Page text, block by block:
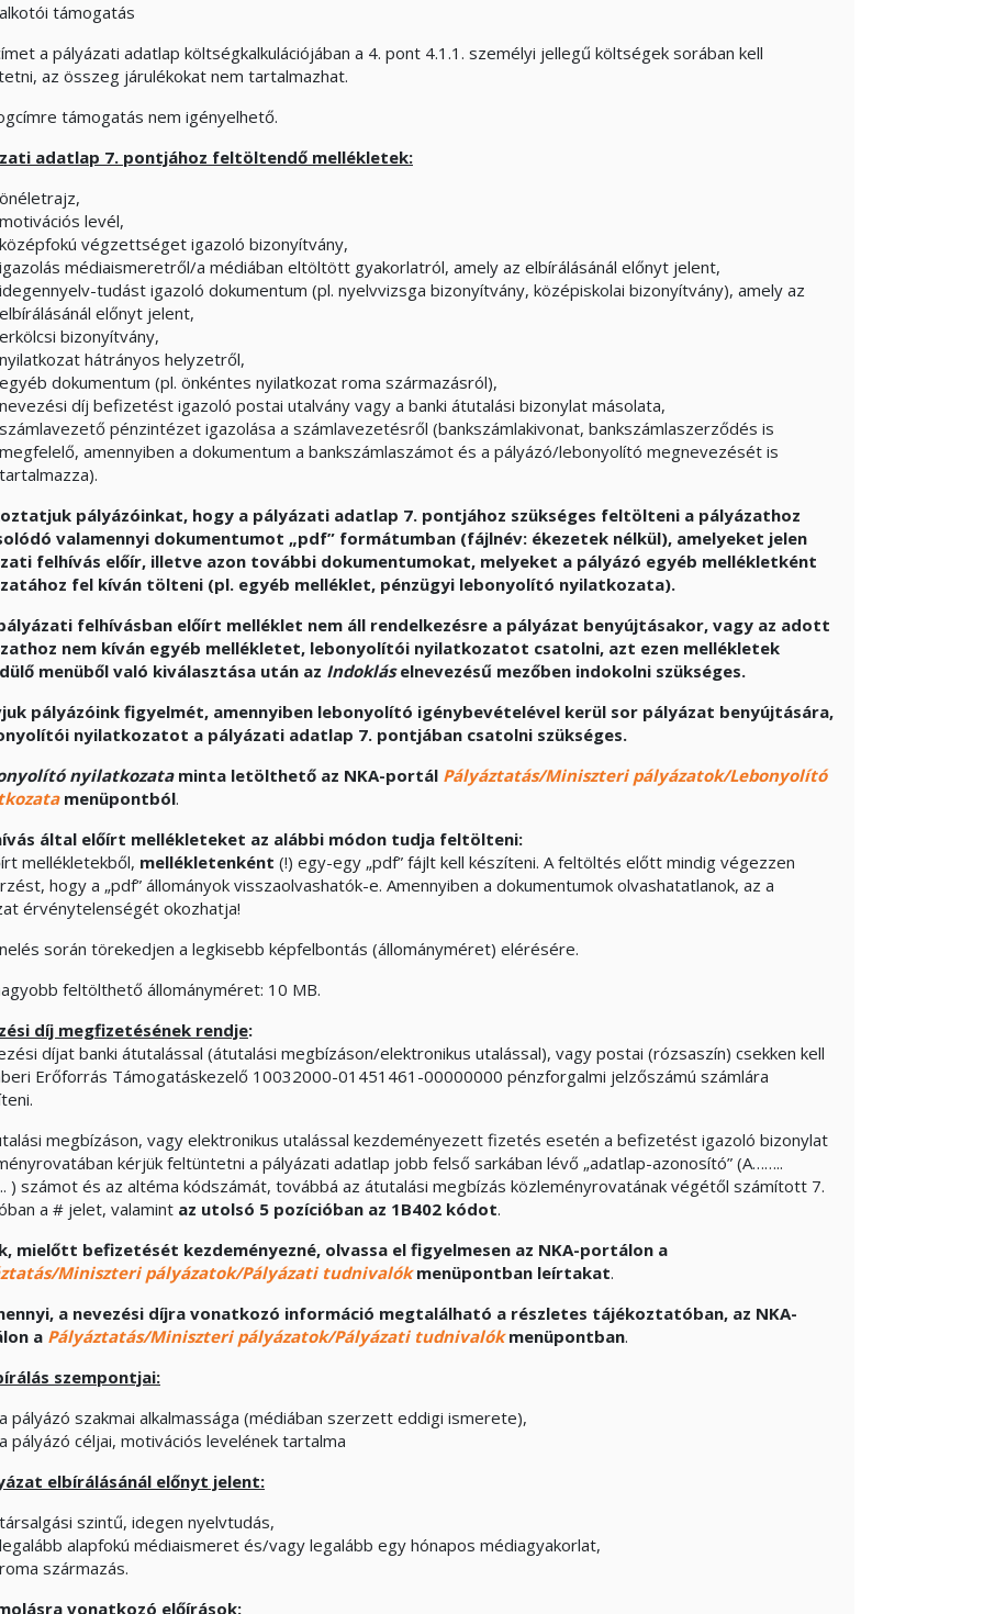
alkotói támogatás
a pályázati adatlap költségkalkulációjában a 4. pont 4.1.1. személyi jellegű költségek sorában kell
az összeg járulékokat nem tartalmazhat.
támogatás nem igényelhető.
adatlap 7. pontjához feltöltendő mellékletek:
önéletrajz,
motivációs levél,
középfokú végzettséget igazoló bizonyítvány,
igazolás médiaismeretről/a médiában eltöltött gyakorlatról, amely az elbírálásánál előnyt jelent,
idegennyelv-tudást igazoló dokumentum (pl. nyelvvizsga bizonyítvány, középiskolai bizonyítvány), amely az
elbírálásánál előnyt jelent,
erkölcsi bizonyítvány,
nyilatkozat hátrányos helyzetről,
egyéb dokumentum (pl. önkéntes nyilatkozat roma származásról),
nevezési díj befizetést igazoló postai utalvány vagy a banki átutalási bizonylat másolata,
számlavezető pénzintézet igazolása a számlavezetésről (bankszámlakivonat, bankszámlaszerződés is
megfelelő, amennyiben a dokumentum a bankszámlaszámot és a pályázó/lebonyolító megnevezését is
tartalmazza).
pályázóinkat, hogy a pályázati adatlap 7. pontjához szükséges feltölteni a pályázathoz
valamennyi dokumentumot „pdf” formátumban (fájlnév: ékezetek nélkül), amelyeket jelen
felhívás előír, illetve azon további dokumentumokat, melyeket a pályázó egyéb mellékletként
fel kíván tölteni (pl. egyéb melléklet, pénzügyi lebonyolító nyilatkozata).
felhívásban előírt melléklet nem áll rendelkezésre a pályázat benyújtásakor, vagy az adott
nem kíván egyéb mellékletet, lebonyolítói nyilatkozatot csatolni, azt ezen mellékletek
menüből való kiválasztása után az Indokláselnevezésű mezőben indokolni szükséges.
pályázóink figyelmét, amennyiben lebonyolító igénybevételével kerül sor pályázat benyújtására,
nyilatkozatot a pályázati adatlap 7. pontjában csatolni szükséges.
nyilatkozataminta letölthető az NKA-portál Pályáztatás/Miniszteri pályázatok/Lebonyolító
menüpontból.
által előírt mellékleteket az alábbi módon tudja feltölteni:
mellékletekből, mellékletenként (!) egy-egy „pdf” fájlt kell készíteni. A feltöltés előtt mindig végezzen
hogy a „pdf” állományok visszaolvashatók-e. Amennyiben a dokumentumok olvashatatlanok, az a
érvénytelenségét okozhatja!
során törekedjen a legkisebb képfelbontás (állományméret) elérésére.
feltölthető állományméret: 10 MB.
díj megfizetésének rendje:
díjat banki átutalással (átutalási megbízáson/elektronikus utalással), vagy postai (rózsaszín) csekken kell
Erőforrás Támogatáskezelő 10032000-01451461-00000000 pénzforgalmi jelzőszámú számlára
megbízáson, vagy elektronikus utalással kezdeményezett fizetés esetén a befizetést igazoló bizonylat
kérjük feltüntetni a pályázati adatlap jobb felső sarkában lévő „adatlap-azonosító” (A……..
) számot és az altéma kódszámát, továbbá az átutalási megbízás közleményrovatának végétől számított 7.
a # jelet, valamint az utolsó 5 pozícióban az 1B402 kódot.
mielőtt befizetését kezdeményezné, olvassa el figyelmesen az NKA-portálon a
Miniszteri pályázatok/Pályázati tudnivalók menüpontban leírtakat.
a nevezési díjra vonatkozó információ megtalálható a részletes tájékoztatóban, az NKA-
a Pályáztatás/Miniszteri pályázatok/Pályázati tudnivalók menüpontban.
szempontjai:
a pályázó szakmai alkalmassága (médiában szerzett eddigi ismerete),
a pályázó céljai, motivációs levelének tartalma
elbírálásánál előnyt jelent:
társalgási szintű, idegen nyelvtudás,
legalább alapfokú médiaismeret és/vagy legalább egy hónapos médiagyakorlat,
roma származás.
vonatkozó előírások: